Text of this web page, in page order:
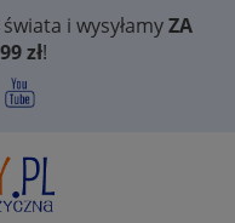
świata i wysyłamyZA
zł!